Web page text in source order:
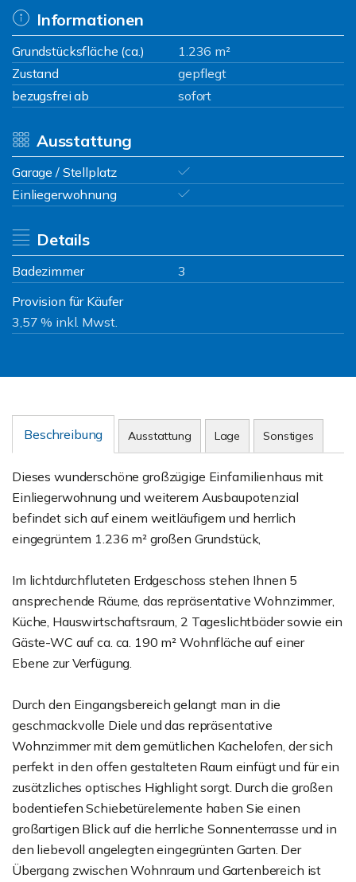
Informationen
Grundstücksfläche (ca.)
1.236 m²
Zustand
gepflegt
bezugsfrei ab
sofort
Ausstattung
Garage / Stellplatz
Einliegerwohnung
Details
Badezimmer
3
Provision für Käufer
3,57 % inkl. Mwst.
Beschreibung Ausstattung Lage Sonstiges
Dieses wunderschöne großzügige Einfamilienhaus mit
Einliegerwohnung und weiterem Ausbaupotenzial
befindet sich auf einem weitläufigem und herrlich
eingegrüntem 1.236 m² großen Grundstück,
Im lichtdurchfluteten Erdgeschoss stehen Ihnen 5
ansprechende Räume, das repräsentative Wohnzimmer,
Küche, Hauswirtschaftsraum, 2 Tageslichtbäder sowie ein
Gäste-WC auf ca. ca. 190 m² Wohnfläche auf einer
Ebene zur Verfügung.
Durch den Eingangsbereich gelangt man in die
geschmackvolle Diele und das repräsentative
Wohnzimmer mit dem gemütlichen Kachelofen, der sich
perfekt in den offen gestalteten Raum einfügt und für ein
zusätzliches optisches Highlight sorgt. Durch die großen
bodentiefen Schiebetürelemente haben Sie einen
großartigen Blick auf die herrliche Sonnenterrasse und in
den liebevoll angelegten eingegrünten Garten. Der
Übergang zwischen Wohnraum und Gartenbereich ist